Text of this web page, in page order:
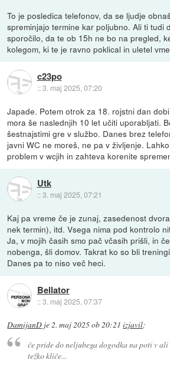
To je posledica telefonov, da se ljudje
spreminjajo termine kar poljubno. Ali ti tudi
sporočilo, da te ob 15h ne bo na pregled,
kolegom, ki te je ravno poklical in uletel
c23po
::3. maj 2025, 07:20
Japade. Potem otrok za 18. rojstni dan
mora še naslednjih 10 let učiti uporabljati.
šestnajstimi gre v službo. Danes brez
javni WC ne moreš, ne pa v življenje.
problem v wcjih in zahteva korenite
Utk
::3. maj 2025, 07:21
Kaj pa vreme če je zunaj, zasedenost
nek termin), itd. Vsega nima pod kontrolo
Ja, v mojih časih smo pač včasih prišli, in
nobenga, šli domov. Takrat ko so bli
Danes pa to niso več heci.
Bellator
::3. maj 2025, 07:37
DamijanD je2. maj 2025 ob 20:21 izjavil:
če pride do neljubega dogodka na poti v ali
težko kliče...